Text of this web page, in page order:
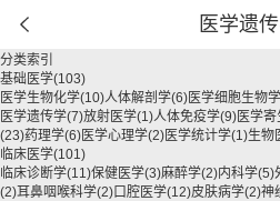
医学遗
分类索引
基础医学(103)
医学生物化学(10)人体解剖学(6)医学细胞生物学
医学遗传学(7)放射医学(1)人体免疫学(9)医学
(23)药理学(6)医学心理学(2)医学统计学(1)生物
临床医学(101)
临床诊断学(11)保健医学(3)麻醉学(2)内科学(5)
(2)耳鼻咽喉科学(2)口腔医学(12)皮肤病学(2)神